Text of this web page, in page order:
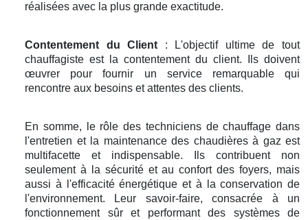
réalisées avec la plus grande exactitude.
Contentement du Client: L'objectif ultime de tout
chauffagiste est la contentement du client. Ils doivent
œuvrer pour fournir un service remarquable qui
rencontre aux besoins et attentes des clients.
En somme, le rôle des techniciens de chauffage dans
l'entretien et la maintenance des chaudières à gaz est
multifacette et indispensable. Ils contribuent non
seulement à la sécurité et au confort des foyers, mais
aussi à l'efficacité énergétique et à la conservation de
l'environnement. Leur savoir-faire, consacrée à un
fonctionnement sûr et performant des systèmes de